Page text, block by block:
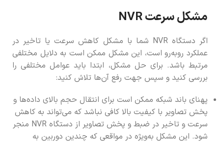
مشکل سرعت NVR
اگر دستگاه NVR شما با مشکل کاهش سرعت یا تاخیر در
عملکرد روبه‌رو است، این مشکل ممکن است به دلایل مختلفی
مرتبط باشد. برای حل مشکل، ابتدا باید عوامل مختلفی را
بررسی کنید و سپس جهت رفع آن‌ها تلاش کنید:
پهنای باند شبکه ممکن است برای انتقال حجم بالای داده‌ها و
پخش تصاویر با کیفیت بالا کافی نباشد که می‌تواند به کاهش
سرعت و تاخیر در ضبط و پخش تصاویر از دستگاه NVR منجر
شود. این مشکل به‌ویژه در مواقعی که چندین دوربین به